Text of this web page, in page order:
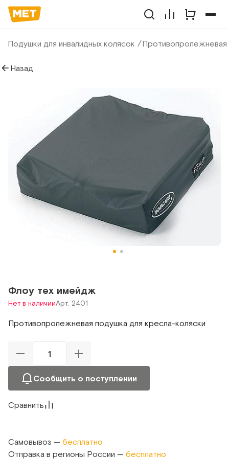
Подушки для инвалидных колясок Противопролежневая
Назад
Флоу тех имейдж
Нет в наличииАрт. 2401
Противопролежневая подушка для кресла-коляски
Сообщить о поступлении
Сравнить
Самовывоз — бесплатно
Отправка в регионы России — бесплатно